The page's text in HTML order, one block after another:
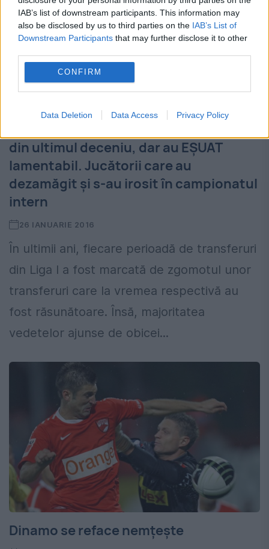
IAB’s list of downstream participants. This information may
also be disclosed by us to third parties on the IAB’s List of
Downstream Participants that may further disclose it to other
CONFIRM
Data Deletion Data Access Privacy Policy
din ultimul deceniu, dar au EȘUAT
lamentabil. Jucătorii care au
dezamăgit și s-au irosit în campionatul
intern
26 IANUARIE 2016
În ultimii ani, fiecare perioadă de transferuri
din Liga I a fost marcată de zgomotul unor
transferuri care la vremea respectivă au
fost răsunătoare. Însă, majoritatea
vedetelor ajunse de obicei...
Dinamo se reface nemţeşte